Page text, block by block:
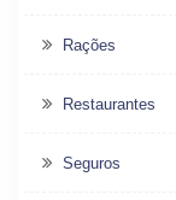
Rações
Restaurantes
Seguros